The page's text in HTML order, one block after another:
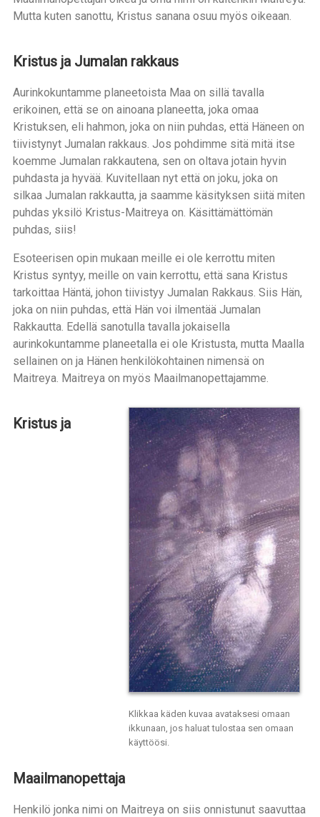
Mutta kuten sanottu, Kristus sanana osuu myös oikeaan.
Kristus ja Jumalan rakkaus
Aurinkokuntamme planeetoista Maa on sillä tavalla
erikoinen, että se on ainoana planeetta, joka omaa
Kristuksen, eli hahmon, joka on niin puhdas, että Häneen on
tiivistynyt Jumalan rakkaus. Jos pohdimme sitä mitä itse
koemme Jumalan rakkautena, sen on oltava jotain hyvin
puhdasta ja hyvää. Kuvitellaan nyt että on joku, joka on
silkaa Jumalan rakkautta, ja saamme käsityksen siitä miten
puhdas yksilö Kristus-Maitreya on. Käsittämättömän
puhdas, siis!
Esoteerisen opin mukaan meille ei ole kerrottu miten
Kristus syntyy, meille on vain kerrottu, että sana Kristus
tarkoittaa Häntä, johon tiivistyy Jumalan Rakkaus. Siis Hän,
joka on niin puhdas, että Hän voi ilmentää Jumalan
Rakkautta. Edellä sanotulla tavalla jokaisella
aurinkokuntamme planeetalla ei ole Kristusta, mutta Maalla
sellainen on ja Hänen henkilökohtainen nimensä on
Maitreya. Maitreya on myös Maailmanopettajamme.
Klikkaa käden kuvaa avataksesi omaan
ikkunaan, jos haluat tulostaa sen omaan
käyttöösi.
Kristus ja
Maailmanopettaja
Henkilö jonka nimi on Maitreya on siis onnistunut saavuttaa